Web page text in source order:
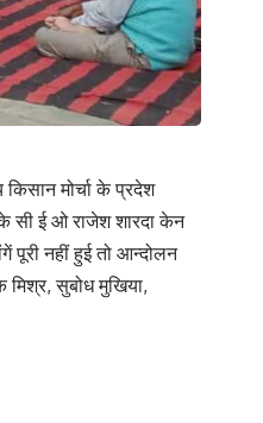
मोर्चा के प्रदेश
के सी ई ओ राजेश शारदा केन
पूरी नहीं हुई तो आन्दोलन
मिश्र, सुबोध मुखिया,